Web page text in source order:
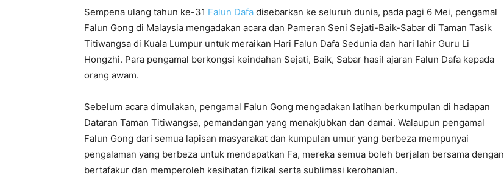
Sempena ulang tahun ke-31 Falun Dafa disebarkan ke seluruh dunia, pada pagi 6 Mei, pengamal
Falun Gong di Malaysia mengadakan acara dan Pameran Seni Sejati-Baik-Sabar di Taman Tasik
Titiwangsa di Kuala Lumpur untuk meraikan Hari Falun Dafa Sedunia dan hari lahir Guru Li
Hongzhi. Para pengamal berkongsi keindahan Sejati, Baik, Sabar hasil ajaran Falun Dafa kepada
orang awam.
Sebelum acara dimulakan, pengamal Falun Gong mengadakan latihan berkumpulan di hadapan
Dataran Taman Titiwangsa, pemandangan yang menakjubkan dan damai. Walaupun pengamal
Falun Gong dari semua lapisan masyarakat dan kumpulan umur yang berbeza mempunyai
pengalaman yang berbeza untuk mendapatkan Fa, mereka semua boleh berjalan bersama dengan
bertafakur dan memperoleh kesihatan fizikal serta sublimasi kerohanian.